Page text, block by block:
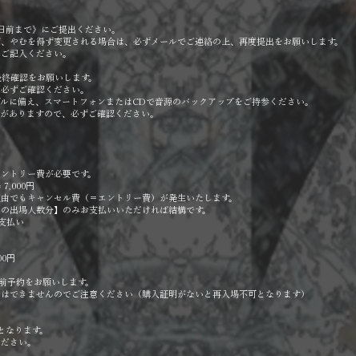
まで》にご提出ください。
やむを得ず変更される場合は、必ずメールでご連絡の上、再度提出をお願いします。
記入ください。
確認をお願いします。
ずご確認ください。
に備え、スマートフォンまたはCDで音源のバックアップをご持参ください。
ありますので、必ずご確認ください。
トリー費が必要です。
円
もキャンセル費（＝エントリー費）が発生いたします。
場人数分】のみお支払いいただければ結構です。
払い
円
約をお願いします。
きませんのでご注意ください（購入証明がないと再入場不可となります）
ります。
さい。